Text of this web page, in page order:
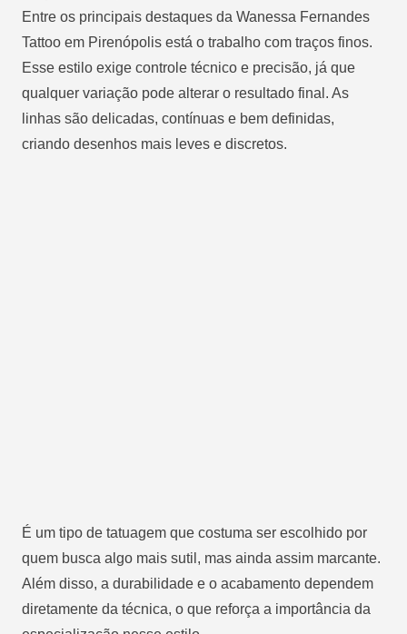
Entre os principais destaques da Wanessa Fernandes
Tattoo em Pirenópolis está o trabalho com traços finos.
Esse estilo exige controle técnico e precisão, já que
qualquer variação pode alterar o resultado final. As
linhas são delicadas, contínuas e bem definidas,
criando desenhos mais leves e discretos.
É um tipo de tatuagem que costuma ser escolhido por
quem busca algo mais sutil, mas ainda assim marcante.
Além disso, a durabilidade e o acabamento dependem
diretamente da técnica, o que reforça a importância da